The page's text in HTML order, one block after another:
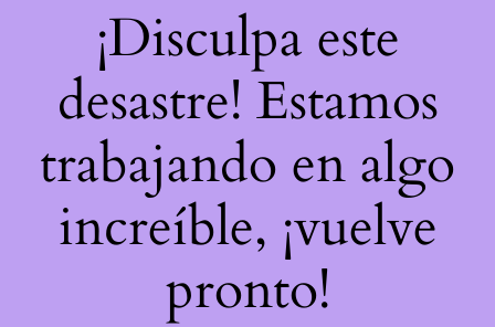
¡Disculpa este
desastre! Estamos
trabajando en algo
increíble, ¡vuelve
pronto!